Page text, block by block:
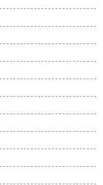
院に
30セン
ですか？
先
りも大分寒いお
帰りは人気
ョットを少しだ
海パンで海に入
早く自由に海
塗装専門店＊
気温が下がり
ば今年も後一
たくさんの人